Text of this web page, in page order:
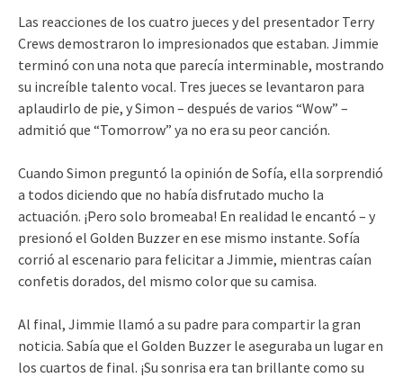
Las reacciones de los cuatro jueces y del presentador Terry
Crews demostraron lo impresionados que estaban. Jimmie
terminó con una nota que parecía interminable, mostrando
su increíble talento vocal. Tres jueces se levantaron para
aplaudirlo de pie, y Simon – después de varios “Wow” –
admitió que “Tomorrow” ya no era su peor canción.
Cuando Simon preguntó la opinión de Sofía, ella sorprendió
a todos diciendo que no había disfrutado mucho la
actuación. ¡Pero solo bromeaba! En realidad le encantó – y
presionó el Golden Buzzer en ese mismo instante. Sofía
corrió al escenario para felicitar a Jimmie, mientras caían
confetis dorados, del mismo color que su camisa.
Al final, Jimmie llamó a su padre para compartir la gran
noticia. Sabía que el Golden Buzzer le aseguraba un lugar en
los cuartos de final. ¡Su sonrisa era tan brillante como su